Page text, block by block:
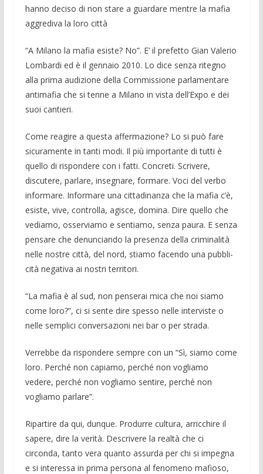
han­no deciso di non stare a guardare mentre la mafia
aggre­diva la loro città
“A Milano la mafia esiste? No”. E’ il prefetto Gian Valerio
Lombardi ed è il gennaio 2010. Lo dice senza ritegno
alla prima audizione della Commissione parla­mentare
antimafia che si tenne a Mila­no in vista dell’Expo e dei
suoi cantieri.
Come reagire a questa affermazione? Lo si può fare
sicuramente in tanti modi. Il più importante di tutti è
quello di ri­spondere con i fatti. Concreti. Scrivere,
discutere, parlare, insegnare, formare. Voci del verbo
informare. Informare una cittadinanza che la mafia c’è,
esiste, vive, controlla, agisce, domina. Dire quello che
vediamo, osserviamo e sentiamo, senza paura. E senza
pensare che denunciando la presenza della criminalità
nelle nostre città, del nord, stiamo facendo una pubbli­
cità negativa ai nostri territori.
“La mafia è al sud, non penserai mica che noi siamo
come loro?”, ci si sente dire spesso nelle interviste o
nelle semplici conversazioni nei bar o per strada.
Verrebbe da risponde­re sempre con un “Sì, siamo come
loro. Perché non capia­mo, perché non voglia­mo
vedere, perché non vogliamo sentire, perché non
voglia­mo parlare”.
Ri­partire da qui, dunque. Produrre cul­tura, arricchire il
sapere, dire la verità. Descrivere la realtà che ci
circonda, tanto vera quanto assurda per chi si impegna
e si interessa in prima persona al fenomeno mafioso,